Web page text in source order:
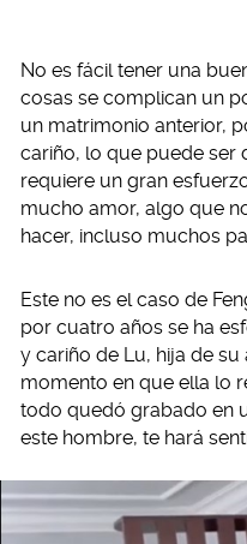
No es fácil tener una
cosas se complican un
un matrimonio anterior,
cariño, lo que puede ser
requiere un gran
mucho amor, algo que
hacer, incluso muchos
Este no es el caso de
por cuatro años se ha
y cariño de Lu, hija de
momento en que ella lo
todo quedó grabado en
este hombre, te hará